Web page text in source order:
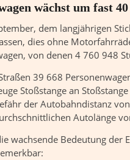
wächst um fast
dem langjährigen
dies ohne
von denen 4 760 948
39 668
Stoßstange an
der Autobahndistanz
Autolänge
wachsende Bedeutung der